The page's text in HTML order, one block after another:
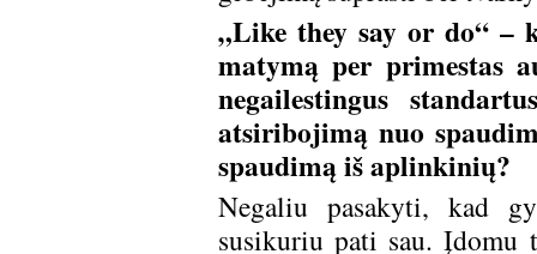
„Like they say or do“ –
matymą per primestas
negailestingus
atsiribojimą nuo
spaudimą iš aplinkinių?
Negaliu pasakyti, kad
susikuriu pati sau. Įdomu